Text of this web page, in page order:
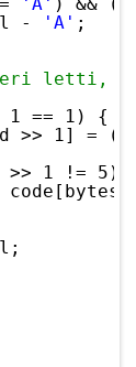
-
'A' ;
letti,